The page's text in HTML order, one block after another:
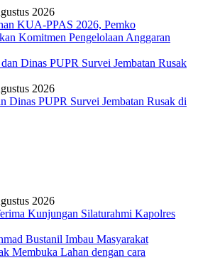
2026
KUA-PPAS 2026, Pemko
Komitmen Pengelolaan Anggaran
2026
Dinas PUPR Survei Jembatan Rusak di
2026
Kunjungan Silaturahmi Kapolres